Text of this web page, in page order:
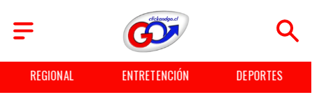
REGIONAL ENTRETENCIÓN DEPORTES